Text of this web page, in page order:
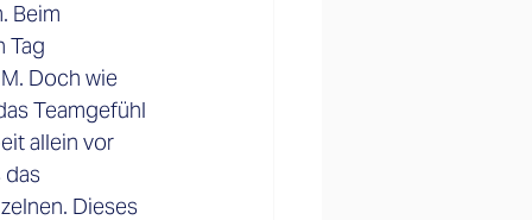
Beim
Tag
Doch wie
Teamgefühl
allein vor
das
Dieses